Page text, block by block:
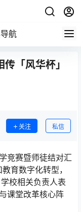
航
「风华杯」
关注 私信
竞赛暨师徒结对汇
育数字化转型，
校相关负责人表
课堂改革核心阵